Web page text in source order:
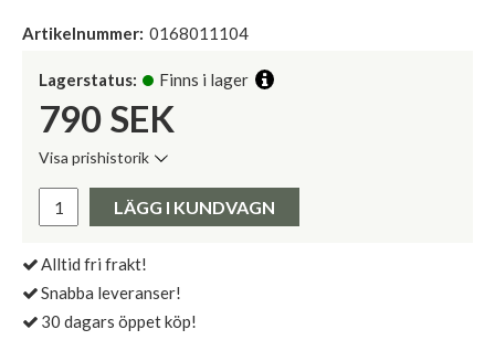
Artikelnummer: 0168011104
Lagerstatus: Finns i lager
790 SEK
Visa prishistorik
Pris:
LÄGG I KUNDVAGN
Alltid fri frakt!
Snabba leveranser!
30 dagars öppet köp!